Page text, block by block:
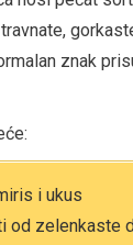
znak
i ukus
od zelenkaste